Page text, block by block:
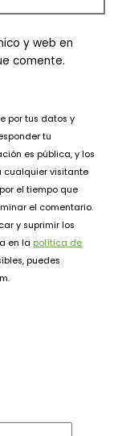
y web en
comente.
por tus datos y
tu
es pública, y los
cualquier visitante
el tiempo que
el comentario.
y suprimir los
en la política de
puedes